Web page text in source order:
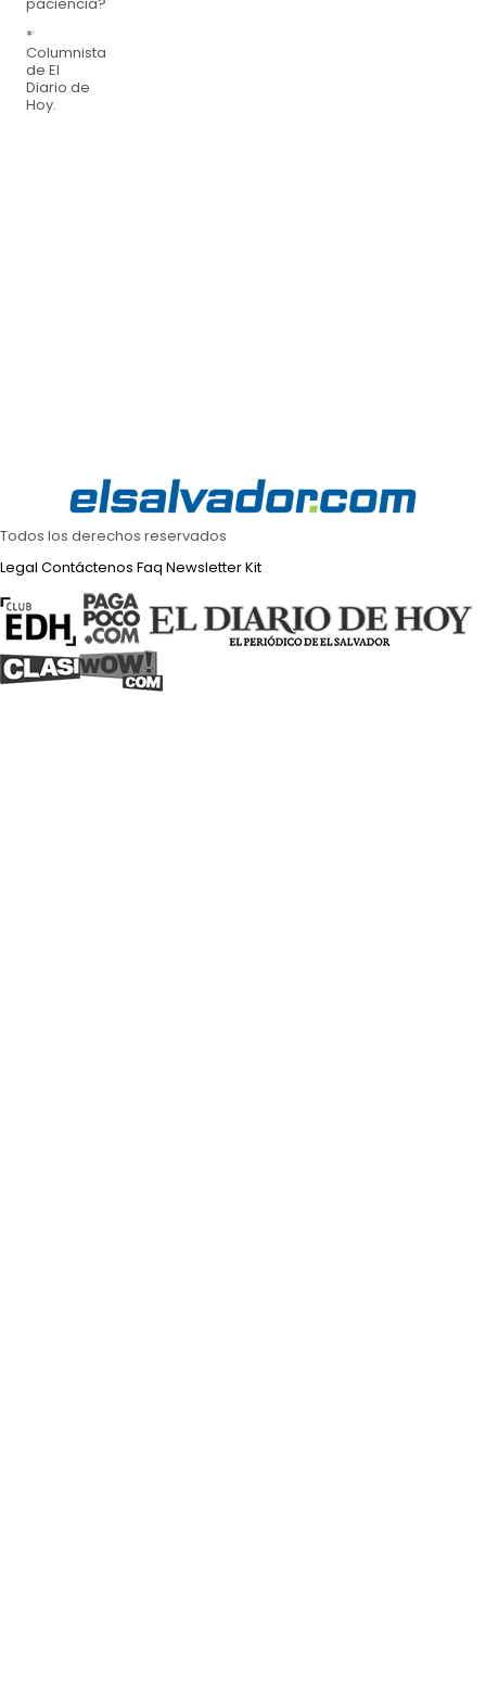
paciencia?
*
Columnista
de El
Diario de
Hoy.
Todos los derechos reservados
Legal Contáctenos Faq NewsletterKit